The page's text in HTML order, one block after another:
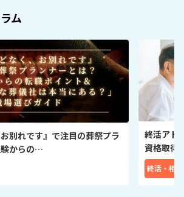
ム
別れです』で注目の葬祭プラ
験からの…
終活アド
資格取得
終活・相